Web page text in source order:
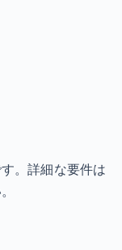
。詳細な要件は